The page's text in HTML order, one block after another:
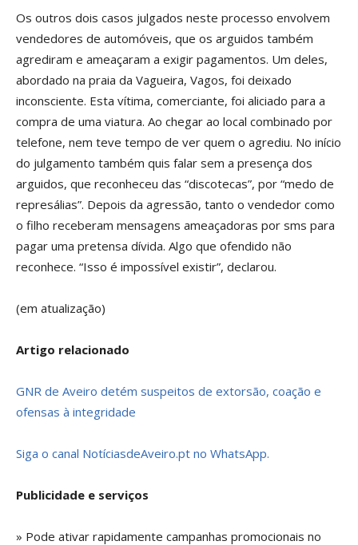
Os outros dois casos julgados neste processo envolvem
vendedores de automóveis, que os arguidos também
agrediram e ameaçaram a exigir pagamentos. Um deles,
abordado na praia da Vagueira, Vagos, foi deixado
inconsciente. Esta vítima, comerciante, foi aliciado para a
compra de uma viatura. Ao chegar ao local combinado por
telefone, nem teve tempo de ver quem o agrediu. No início
do julgamento também quis falar sem a presença dos
arguidos, que reconheceu das “discotecas”, por “medo de
represálias”. Depois da agressão, tanto o vendedor como
o filho receberam mensagens ameaçadoras por sms para
pagar uma pretensa dívida. Algo que ofendido não
reconhece. “Isso é impossível existir”, declarou.
(em atualização)
Artigo relacionado
GNR de Aveiro detém suspeitos de extorsão, coação e
ofensas à integridade
Siga o canal NotíciasdeAveiro.pt no WhatsApp.
Publicidade e serviços
» Pode ativar rapidamente campanhas promocionais no